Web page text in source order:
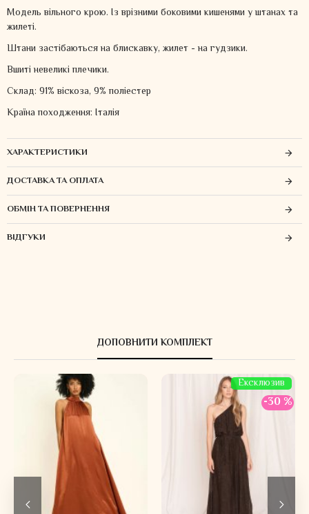
Модель вільного крою. Із врізними боковими кишенями у штанах та
жилеті.
Штани застібаються на блискавку, жилет - на гудзики.
Вшиті невеликі плечики.
Склад: 91% віскоза, 9% поліестер
Країна походження: Італія
ХАРАКТЕРИСТИКИ
ДОСТАВКА ТА ОПЛАТА
ОБМІН ТА ПОВЕРНЕННЯ
ВІДГУКИ
ДОПОВНИТИ КОМПЛЕКТ
Ексклюзив
-30 %